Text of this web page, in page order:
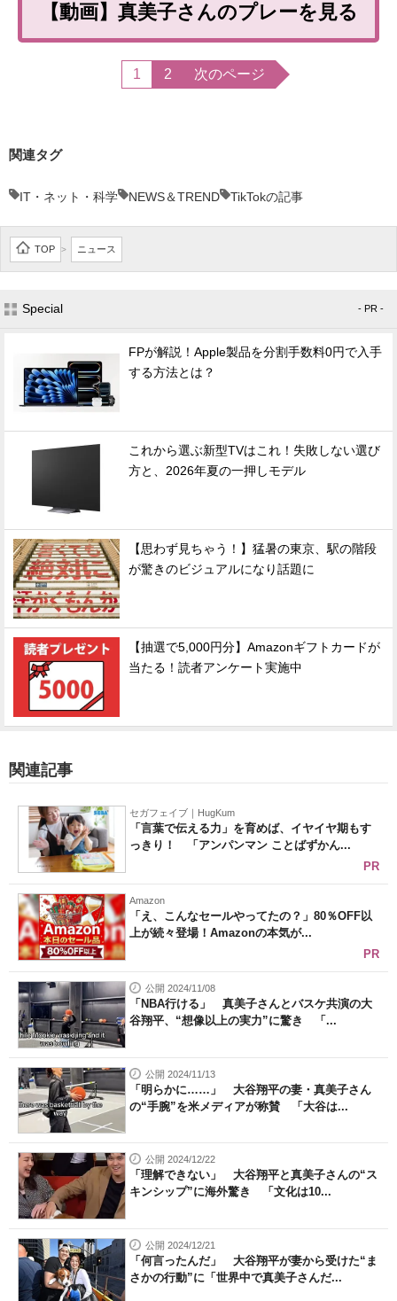
【動画】真美子さんのプレーを見る
1 2 次のページ
関連タグ
IT・ネット・科学 NEWS＆TREND TikTokの記事
TOP > ニュース
Special - PR -
FPが解説！Apple製品を分割手数料0円で入手
する方法とは？
これから選ぶ新型TVはこれ！失敗しない選び
方と、2026年夏の一押しモデル
【思わず見ちゃう！】猛暑の東京、駅の階段
が驚きのビジュアルになり話題に
【抽選で5,000円分】Amazonギフトカードが
当たる！読者アンケート実施中
関連記事
セガフェイブ｜HugKum
「言葉で伝える力」を育めば、イヤイヤ期もす
っきり！ 「アンパンマン ことばずかん...
PR
Amazon
「え、こんなセールやってたの？」80％OFF以
上が続々登場！Amazonの本気が...
PR
公開 2024/11/08
「NBA行ける」 真美子さんとバスケ共演の大
谷翔平、“想像以上の実力”に驚き 「...
公開 2024/11/13
「明らかに……」 大谷翔平の妻・真美子さん
の“手腕”を米メディアが称賛 「大谷は...
公開 2024/12/22
「理解できない」 大谷翔平と真美子さんの“ス
キンシップ”に海外驚き 「文化は10...
公開 2024/12/21
「何言ったんだ」 大谷翔平が妻から受けた“ま
さかの行動”に「世界中で真美子さんだ...